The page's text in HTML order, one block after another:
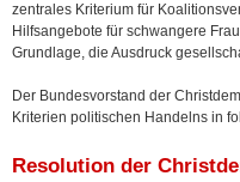
zentrales Kriterium für
Hilfsangebote für schwangere
Grundlage, die Ausdruck
Der Bundesvorstand der
Kriterien politischen Handelns in
Resolution der